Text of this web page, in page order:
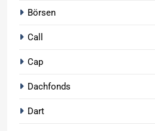
Börsen
Call
Cap
Dachfonds
Dart